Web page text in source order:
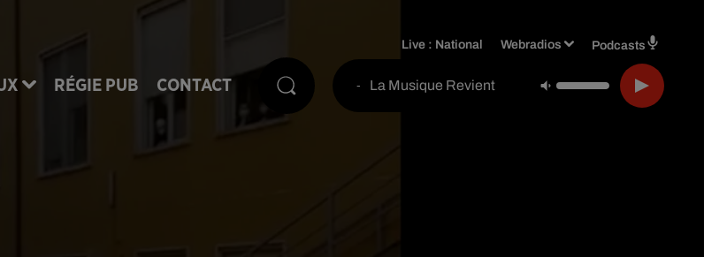
RÉGIE PUB CONTACT
Live : National Webradios Podcasts
- La Musique Revient